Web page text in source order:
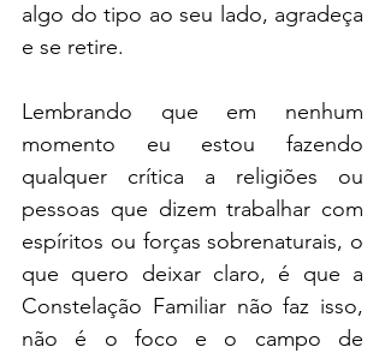
algo do tipo ao seu lado, agradeça
e se retire.
Lembrando que em nenhum
momento eu estou fazendo
qualquer crítica a religiões ou
pessoas que dizem trabalhar com
espíritos ou forças sobrenaturais, o
que quero deixar claro, é que a
Constelação Familiar não faz isso,
não é o foco e o campo de